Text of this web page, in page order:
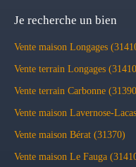
Je recherche un bien
Vente maison Longages
Vente terrain Longages
Vente terrain Carbonne
Vente maison Lavernose-
Vente maison Bérat (31370)
Vente maison Le Fauga